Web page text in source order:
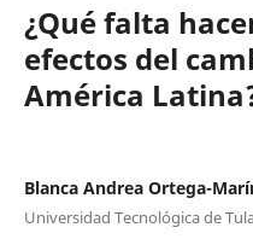
¿Qué falta
efectos del
América
Blanca Andrea Ortega-
Universidad Tecnológica de